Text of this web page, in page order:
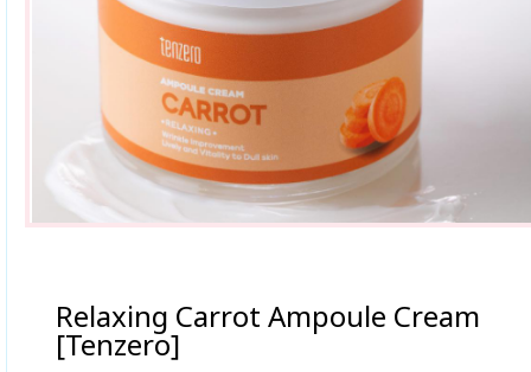
Relaxing Carrot Ampoule Cream
[Tenzero]